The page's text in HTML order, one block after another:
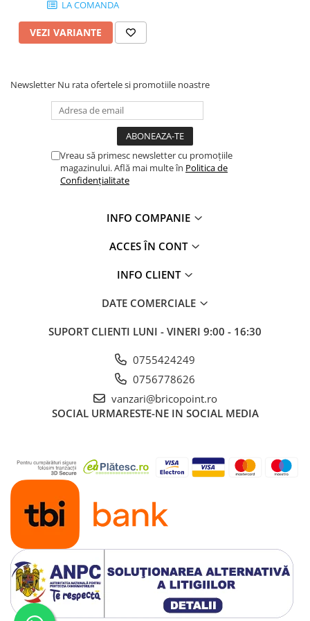
Reparare Beton, Subturnări și
Ancorări
Decorative
Profile Decorative
Ancadramente Uși și Ferestre
Solbancuri / Pervaze
Termosistem Decorativ
Glafuri din Aluminiu
Vopsele & Tencuieli Decorative
Finisaje Giorgio Graesan
Lacuri, Baițuri, Produse de Pregătit
Tapet Fibră de Sticlă
Capace de Gard
Cărămidă Klinker
Termice
Sobe și Șeminee
Coșuri și Tubulatură Evacuare
Ventilație, Climatizare
Accesorii Ventilație
LA COMANDA
VEZI VARIANTE
Newsletter Nu rata ofertele si promotiile noastre
Vreau să primesc newsletter cu promoțiile
magazinului. Află mai multe în Politica de
Confidențialitate
INFO COMPANIE
ACCES ÎN CONT
INFO CLIENT
DATE COMERCIALE
SUPORT CLIENTI LUNI - VINERI 9:00 - 16:30
0755424249
0756778626
vanzari@bricopoint.ro
SOCIAL URMARESTE-NE IN SOCIAL MEDIA